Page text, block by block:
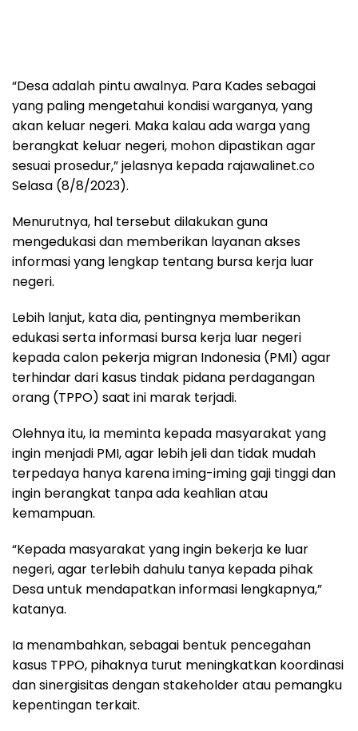
“Desa adalah pintu awalnya. Para Kades sebagai
yang paling mengetahui kondisi warganya, yang
akan keluar negeri. Maka kalau ada warga yang
berangkat keluar negeri, mohon dipastikan agar
sesuai prosedur,” jelasnya kepada rajawalinet.co
Selasa (8/8/2023).
Menurutnya, hal tersebut dilakukan guna
mengedukasi dan memberikan layanan akses
informasi yang lengkap tentang bursa kerja luar
negeri.
Lebih lanjut, kata dia, pentingnya memberikan
edukasi serta informasi bursa kerja luar negeri
kepada calon pekerja migran Indonesia (PMI) agar
terhindar dari kasus tindak pidana perdagangan
orang (TPPO) saat ini marak terjadi.
Olehnya itu, Ia meminta kepada masyarakat yang
ingin menjadi PMI, agar lebih jeli dan tidak mudah
terpedaya hanya karena iming-iming gaji tinggi dan
ingin berangkat tanpa ada keahlian atau
kemampuan.
“Kepada masyarakat yang ingin bekerja ke luar
negeri, agar terlebih dahulu tanya kepada pihak
Desa untuk mendapatkan informasi lengkapnya,”
katanya.
Ia menambahkan, sebagai bentuk pencegahan
kasus TPPO, pihaknya turut meningkatkan koordinasi
dan sinergisitas dengan stakeholder atau pemangku
kepentingan terkait.